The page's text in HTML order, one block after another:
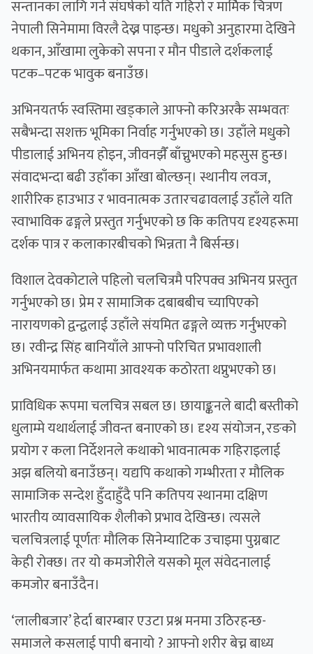
सन्तानका लागि गर्ने संघर्षको यति गहिरो र मार्मिक चित्रण
नेपाली सिनेमामा विरलै देख्न पाइन्छ। मधुको अनुहारमा देखिने
थकान, आँखामा लुकेको सपना र मौन पीडाले दर्शकलाई
पटक–पटक भावुक बनाउँछ।
अभिनयतर्फ स्वस्तिमा खड्काले आफ्नो करिअरकै सम्भवतः
सबैभन्दा सशक्त भूमिका निर्वाह गर्नुभएको छ। उहाँले मधुको
पीडालाई अभिनय होइन, जीवनझैँ बाँच्नुभएको महसुस हुन्छ।
संवादभन्दा बढी उहाँका आँखा बोल्छन्। स्थानीय लवज,
शारीरिक हाउभाउ र भावनात्मक उतारचढावलाई उहाँले यति
स्वाभाविक ढङ्गले प्रस्तुत गर्नुभएको छ कि कतिपय दृश्यहरूमा
दर्शक पात्र र कलाकारबीचको भिन्नता नै बिर्सन्छ।
विशाल देवकोटाले पहिलो चलचित्रमै परिपक्व अभिनय प्रस्तुत
गर्नुभएको छ। प्रेम र सामाजिक दबाबबीच च्यापिएको
नारायणको द्वन्द्वलाई उहाँले संयमित ढङ्गले व्यक्त गर्नुभएको
छ। रवीन्द्र सिंह बानियाँले आफ्नो परिचित प्रभावशाली
अभिनयमार्फत कथामा आवश्यक कठोरता थप्नुभएको छ।
प्राविधिक रूपमा चलचित्र सबल छ। छायाङ्कनले बादी बस्तीको
धुलाम्मे यथार्थलाई जीवन्त बनाएको छ। दृश्य संयोजन, रङको
प्रयोग र कला निर्देशनले कथाको भावनात्मक गहिराइलाई
अझ बलियो बनाउँछन्। यद्यपि कथाको गम्भीरता र मौलिक
सामाजिक सन्देश हुँदाहुँदै पनि कतिपय स्थानमा दक्षिण
भारतीय व्यावसायिक शैलीको प्रभाव देखिन्छ। त्यसले
चलचित्रलाई पूर्णतः मौलिक सिनेम्याटिक उचाइमा पुग्नबाट
केही रोक्छ। तर यो कमजोरीले यसको मूल संवेदनालाई
कमजोर बनाउँदैन।
‘लालीबजार’ हेर्दा बारम्बार एउटा प्रश्न मनमा उठिरहन्छ-
समाजले कसलाई पापी बनायो ? आफ्नो शरीर बेच्न बाध्य